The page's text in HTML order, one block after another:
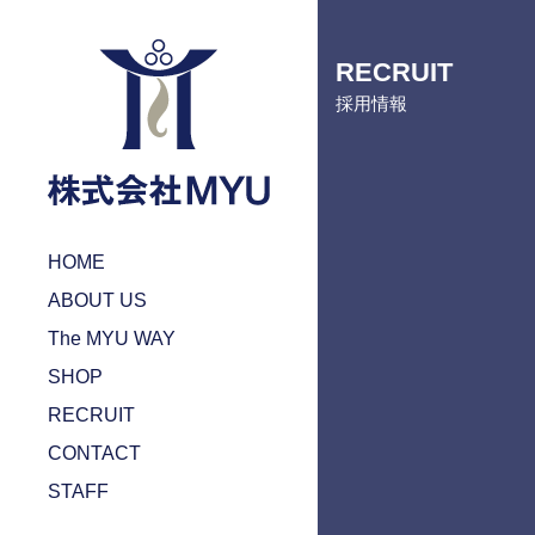
HOME
ABOUT US
The MYU WAY
SHOP
RECRUIT
CONTACT
STAFF
RECRUIT
採用情報